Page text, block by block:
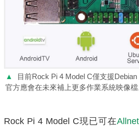
▲
目前Rock Pi 4 Model C僅支援Debian
官方應會在未來補上更多作業系統映像檔
Rock Pi 4 Model C現已可在